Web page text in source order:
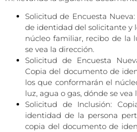
Solicitud de Encuesta
de identidad del solicitante y
núcleo familiar, recibo de la
se vea la dirección.
Solicitud de Encuesta
Copia del documento de
los que conformarán el
luz, agua o gas, dónde se vea
Solicitud de Inclusión:
identidad de la persona
copia del documento de